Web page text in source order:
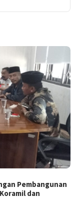
Pembangunan
dan